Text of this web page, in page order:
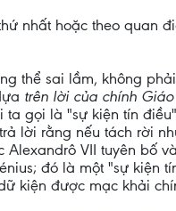
nhất hoặc theo quan
thể sai lầm, không
trên lời của chính
gọi là "sự kiện tín
lời rằng nếu tách rời
Alexandrô VII tuyên
đó là một "sự
kiện được mạc khải